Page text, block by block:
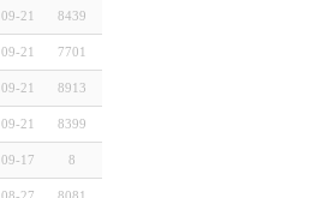
09-21 8439
09-21 7701
09-21 8913
09-21 8399
09-17 8